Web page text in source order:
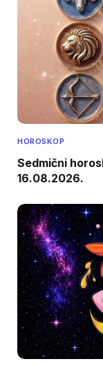
HOROSKOP
Sedmični
16.08.2026.